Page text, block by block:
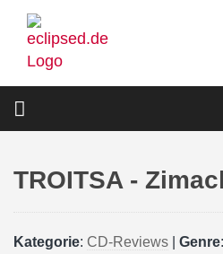
Direkt
zum
Inhalt
TROITSA -
Kategorie: CD-Reviews Genre: